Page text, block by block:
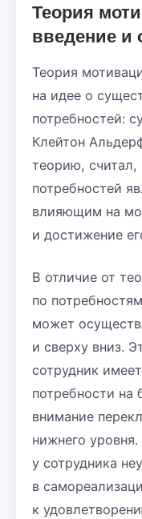
Теория
введение и
Теория
на идее о
потребностей:
Клейтон
теорию, считал,
потребностей
влияющим на
и достижение
В отличие от
по
может
и сверху вниз.
сотрудник
потребности на
внимание
нижнего
у сотрудника
в
к